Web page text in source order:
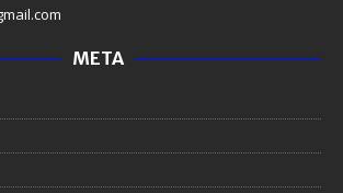
META